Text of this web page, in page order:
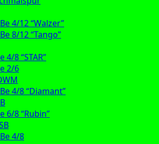
4/12 “Walzer”
8/12 “Tango”
4/8 “STAR”
2/6
4/8 “Diamant”
6/8 “Rubin”
4/8